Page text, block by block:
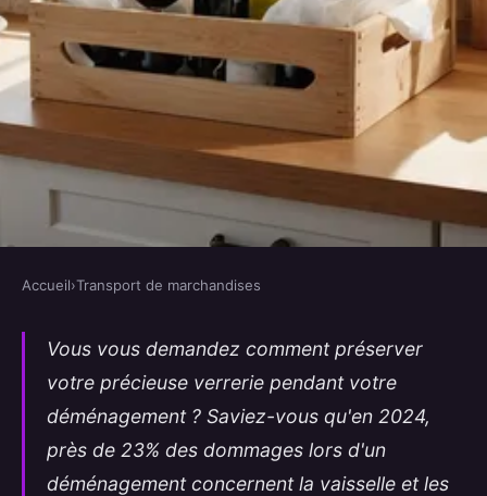
TRANSPORT DE MARCHANDISES
Transporter des verres sans les
casser : astuces indispensables
Accueil›Transport de marchandises
Vous vous demandez comment préserver
votre précieuse verrerie pendant votre
déménagement ? Saviez-vous qu'en 2024,
près de 23% des dommages lors d'un
déménagement concernent la vaisselle et les